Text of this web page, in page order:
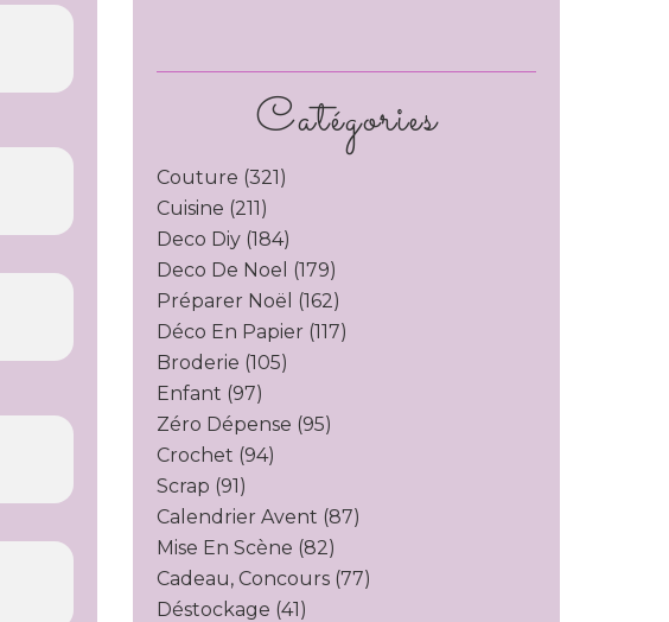
Catégories
Couture (321)
Cuisine (211)
Deco Diy (184)
Deco De Noel (179)
Préparer Noël (162)
Déco En Papier (117)
Broderie (105)
Enfant (97)
Zéro Dépense (95)
Crochet (94)
Scrap (91)
Calendrier Avent (87)
Mise En Scène (82)
Cadeau, Concours (77)
Déstockage (41)